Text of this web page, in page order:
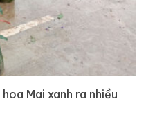
Mai xanh ra nhiều